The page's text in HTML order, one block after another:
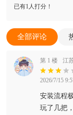
已有1人打分！
全部评论
第 1 楼 江
2026/7/15
安装流程
玩了几把